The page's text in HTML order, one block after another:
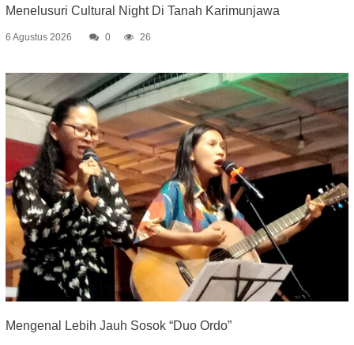
Menelusuri Cultural Night Di Tanah Karimunjawa
6 Agustus 2026 0 26
Mengenal Lebih Jauh Sosok “Duo Ordo”